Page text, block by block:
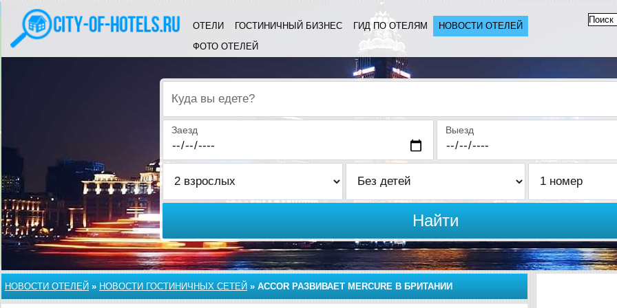
ОТЕЛИ ГОСТИНИЧНЫЙ БИЗНЕС ГИД ПО ОТЕЛЯМ
НОВОСТИ ОТЕЛЕЙ
ФОТО ОТЕЛЕЙ
Куда вы едете?
Заезд Выезд
Найти
НОВОСТИ ОТЕЛЕЙ » НОВОСТИ ГОСТИНИЧНЫХ СЕТЕЙ » ACCOR РАЗВИВАЕТ MERCURE В БРИТАНИИ